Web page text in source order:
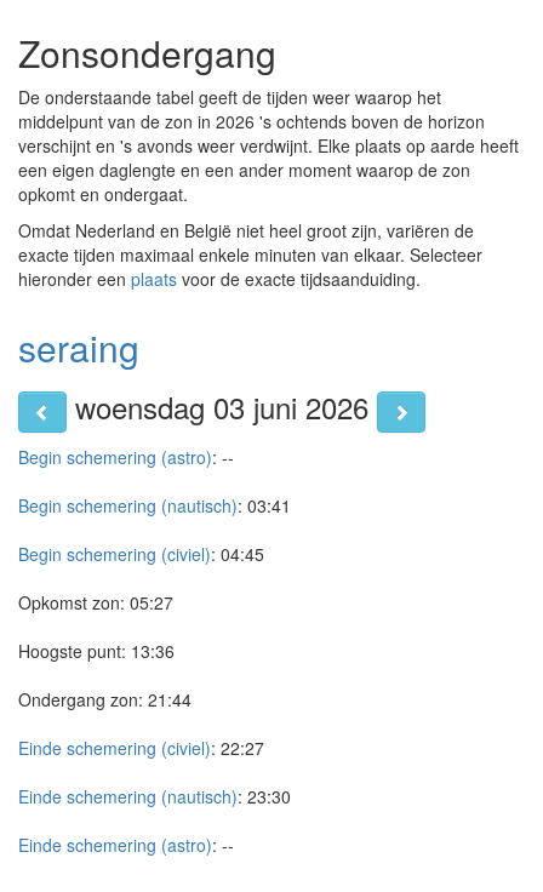
Zonsondergang
De onderstaande tabel geeft de tijden weer waarop het
middelpunt van de zon in 2026 's ochtends boven de horizon
verschijnt en 's avonds weer verdwijnt. Elke plaats op aarde heeft
een eigen daglengte en een ander moment waarop de zon
opkomt en ondergaat.
Omdat Nederland en België niet heel groot zijn, variëren de
exacte tijden maximaal enkele minuten van elkaar. Selecteer
hieronder een plaats voor de exacte tijdsaanduiding.
seraing
woensdag 03 juni 2026
Begin schemering (astro): --
Begin schemering (nautisch): 03:41
Begin schemering (civiel): 04:45
Opkomst zon: 05:27
Hoogste punt: 13:36
Ondergang zon: 21:44
Einde schemering (civiel): 22:27
Einde schemering (nautisch): 23:30
Einde schemering (astro): --